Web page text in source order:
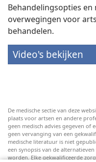
Behandelingsopties
overwegingen voor
behandelen.
Video's bekijken
De medische sectie van deze
plaats voor artsen en andere
geen medisch advies gegeven of
geen vervanging van een
medische literatuur is niet
een synopsis van de
worden. Elke gekwalificeerde